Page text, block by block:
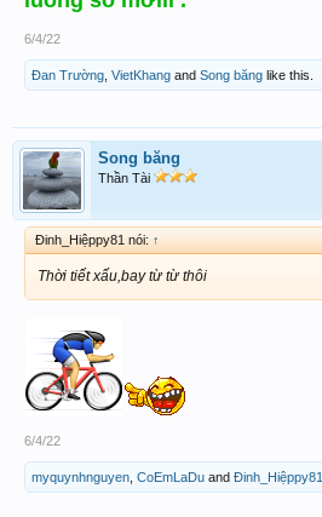
6/4/22
Đan Trường VietKhang and Song băng like this.
Song băng
Thần Tài
Đinh_Hiệppy81 nói: ↑
Thời tiết xấu,bay từ từ thôi
6/4/22
myquynhnguyen CoEmLaDu and Đinh_Hiệppy81